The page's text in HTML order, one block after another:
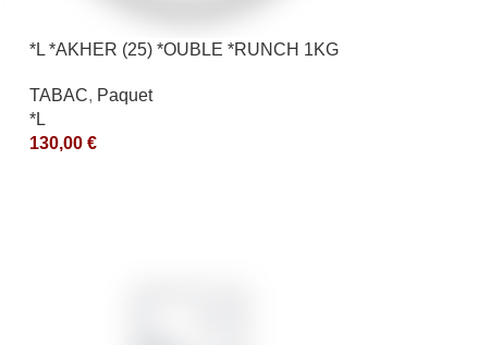
*L *AKHER (25) *OUBLE *RUNCH 1KG
TABAC, Paquet
*L
130,00 €